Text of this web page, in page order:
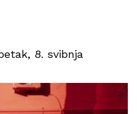
8. svibnja